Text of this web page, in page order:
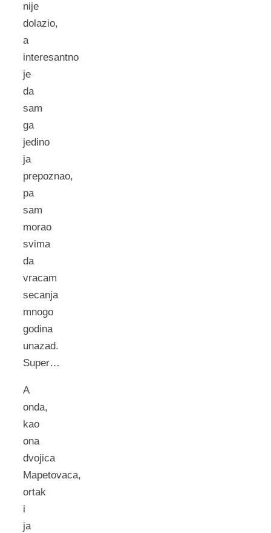
nije
dolazio,
a
interesantno
je
da
sam
ga
jedino
ja
prepoznao,
pa
sam
morao
svima
da
vracam
secanja
mnogo
godina
unazad.
Super…
A
onda,
kao
ona
dvojica
Mapetovaca,
ortak
i
ja